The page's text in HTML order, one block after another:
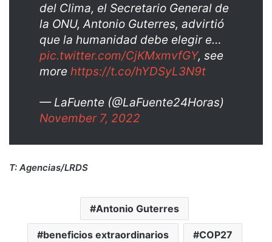
del Clima, el Secretario General de
la ONU, Antonio Guterres, advirtió
que la humanidad debe elegir e…
pic.twitter.com/CjKMxmvfGY, see
more https://t.co/hYDSyL3N9t
— LaFuente (@LaFuente24Horas)
November 7, 2022
T: Agencias/LRDS
Antonio Guterres
beneficios extraordinarios COP27